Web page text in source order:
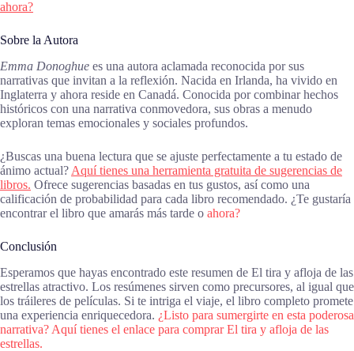
ahora?
Sobre la Autora
Emma Donoghue es una autora aclamada reconocida por sus
narrativas que invitan a la reflexión. Nacida en Irlanda, ha vivido en
Inglaterra y ahora reside en Canadá. Conocida por combinar hechos
históricos con una narrativa conmovedora, sus obras a menudo
exploran temas emocionales y sociales profundos.
¿Buscas una buena lectura que se ajuste perfectamente a tu estado de
ánimo actual? Aquí tienes una herramienta gratuita de sugerencias de
libros. Ofrece sugerencias basadas en tus gustos, así como una
calificación de probabilidad para cada libro recomendado. ¿Te gustaría
encontrar el libro que amarás más tarde o ahora?
Conclusión
Esperamos que hayas encontrado este resumen de El tira y afloja de las
estrellas atractivo. Los resúmenes sirven como precursores, al igual que
los tráileres de películas. Si te intriga el viaje, el libro completo promete
una experiencia enriquecedora. ¿Listo para sumergirte en esta poderosa
narrativa? Aquí tienes el enlace para comprar El tira y afloja de las
estrellas.